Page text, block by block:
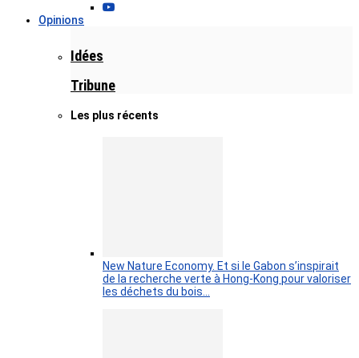
Opinions
Idées
Tribune
Les plus récents
New Nature Economy. Et si le Gabon s’inspirait
de la recherche verte à Hong-Kong pour valoriser
les déchets du bois…